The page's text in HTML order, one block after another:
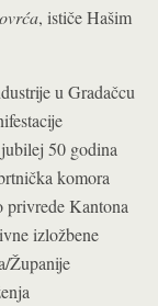
, ističe Hašim
u Gradačcu
50 godina
komora
privrede Kantona
izložbene
Županije